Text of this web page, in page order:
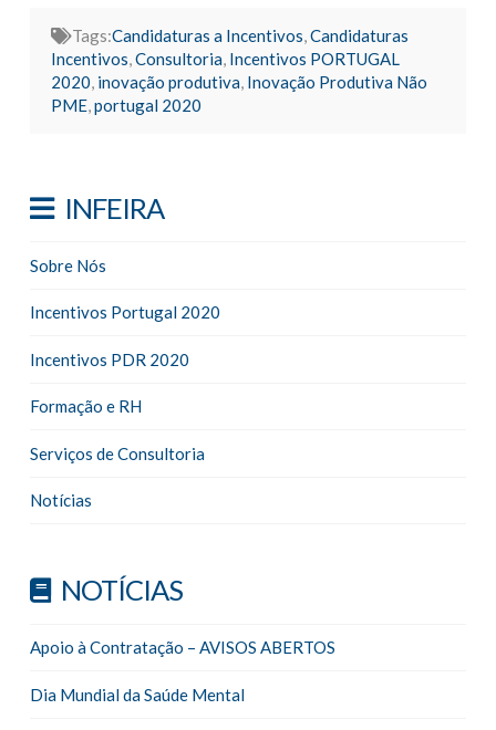
Tags:Candidaturas a Incentivos,Candidaturas
Incentivos,Consultoria, Incentivos PORTUGAL
2020, inovação produtiva, Inovação Produtiva Não
PME,portugal 2020
INFEIRA
Sobre Nós
Incentivos Portugal 2020
Incentivos PDR 2020
Formação e RH
Serviços de Consultoria
Notícias
NOTÍCIAS
Apoio à Contratação – AVISOS ABERTOS
Dia Mundial da Saúde Mental